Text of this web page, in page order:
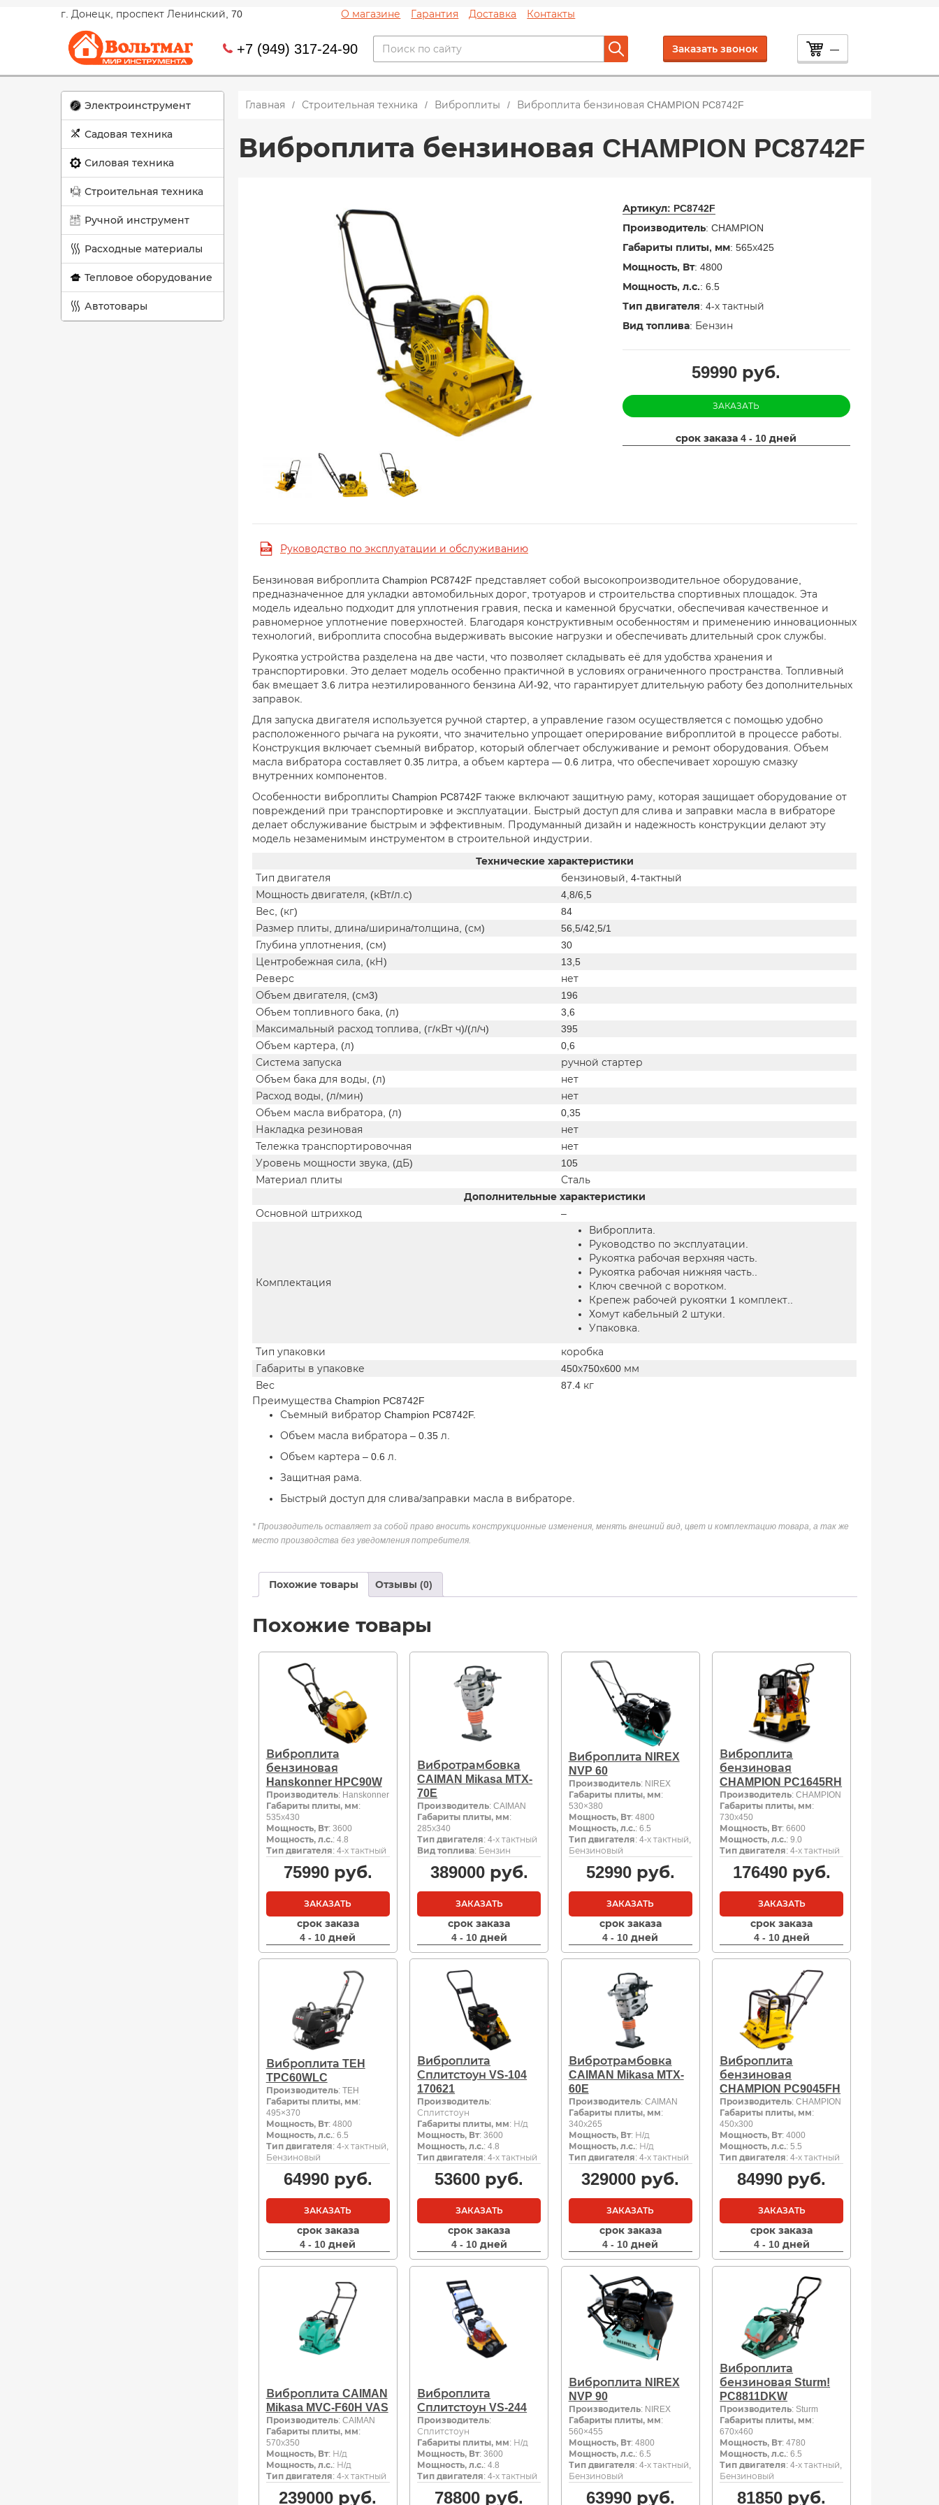
г. Донецк, проспект Ленинский, 70 О магазине Гарантия Доставка Контакты
+7 (949) 317-24-90 Заказать звонок —
Электроинструмент
Садовая техника
Силовая техника
Строительная техника
Ручной инструмент
Расходные материалы
Тепловое оборудование
Автотовары
Главная Строительная техника Виброплиты Виброплита бензиновая CHAMPION PC8742F
Виброплита бензиновая CHAMPION PC8742F
Артикул: PC8742F
Производитель: CHAMPION
Габариты плиты, мм: 565х425
Мощность, Вт: 4800
Мощность, л.с.: 6.5
Тип двигателя: 4-х тактный
Вид топлива: Бензин
59990 руб.
ЗАКАЗАТЬ
срок заказа 4 - 10 дней
Руководство по эксплуатации и обслуживанию
Бензиновая виброплита Champion PC8742F представляет собой высокопроизводительное оборудование,
предназначенное для укладки автомобильных дорог, тротуаров и строительства спортивных площадок. Эта
модель идеально подходит для уплотнения гравия, песка и каменной брусчатки, обеспечивая качественное и
равномерное уплотнение поверхностей. Благодаря конструктивным особенностям и применению инновационных
технологий, виброплита способна выдерживать высокие нагрузки и обеспечивать длительный срок службы.
Рукоятка устройства разделена на две части, что позволяет складывать её для удобства хранения и
транспортировки. Это делает модель особенно практичной в условиях ограниченного пространства. Топливный
бак вмещает 3.6 литра неэтилированного бензина АИ-92, что гарантирует длительную работу без дополнительных
заправок.
Для запуска двигателя используется ручной стартер, а управление газом осуществляется с помощью удобно
расположенного рычага на рукояти, что значительно упрощает оперирование виброплитой в процессе работы.
Конструкция включает съемный вибратор, который облегчает обслуживание и ремонт оборудования. Объем
масла вибратора составляет 0.35 литра, а объем картера — 0.6 литра, что обеспечивает хорошую смазку
внутренних компонентов.
Особенности виброплиты Champion PC8742F также включают защитную раму, которая защищает оборудование от
повреждений при транспортировке и эксплуатации. Быстрый доступ для слива и заправки масла в вибраторе
делает обслуживание быстрым и эффективным. Продуманный дизайн и надежность конструкции делают эту
модель незаменимым инструментом в строительной индустрии.
Технические характеристики
Тип двигателя
бензиновый, 4-тактный
Мощность двигателя, (кВт/л.с)
4,8/6,5
Вес, (кг)
84
Размер плиты, длина/ширина/толщина, (см)
56,5/42,5/1
Глубина уплотнения, (см)
30
Центробежная сила, (кН)
13,5
Реверс
нет
Объем двигателя, (см3)
196
Объем топливного бака, (л)
3,6
Максимальный расход топлива, (г/кВт ч)/(л/ч)
395
Объем картера, (л)
0,6
Система запуска
ручной стартер
Объем бака для воды, (л)
нет
Расход воды, (л/мин)
нет
Объем масла вибратора, (л)
0,35
Накладка резиновая
нет
Тележка транспортировочная
нет
Уровень мощности звука, (дБ)
105
Материал плиты
Сталь
Дополнительные характеристики
Основной штрихкод
–
Комплектация
Виброплита.
Руководство по эксплуатации.
Рукоятка рабочая верхняя часть.
Рукоятка рабочая нижняя часть..
Ключ свечной с воротком.
Крепеж рабочей рукоятки 1 комплект..
Хомут кабельный 2 штуки.
Упаковка.
Тип упаковки
коробка
Габариты в упаковке
450х750х600 мм
Вес
87.4 кг
Преимущества Champion PC8742F
Съемный вибратор Champion PC8742F.
Объем масла вибратора – 0.35 л.
Объем картера – 0.6 л.
Защитная рама.
Быстрый доступ для слива/заправки масла в вибраторе.
* Производитель оставляет за собой право вносить конструкционные изменения, менять внешний вид, цвет и комплектацию товара, а так же
место производства без уведомления потребителя.
Похожие товары Отзывы (0)
Похожие товары
Виброплита
бензиновая
Hanskonner HPC90W
Производитель: Hanskonner
Габариты плиты, мм:
535х430
Мощность, Вт: 3600
Мощность, л.с.: 4.8
Тип двигателя: 4-х тактный
75990руб.
ЗАКАЗАТЬ
срок заказа
4 - 10 дней
Вибротрамбовка
CAIMAN Mikasa MTX-
70E
Производитель: CAIMAN
Габариты плиты, мм:
285х340
Тип двигателя: 4-х тактный
Вид топлива: Бензин
389000руб.
ЗАКАЗАТЬ
срок заказа
4 - 10 дней
Виброплита NIREX
NVP 60
Производитель: NIREX
Габариты плиты, мм:
530×380
Мощность, Вт: 4800
Мощность, л.с.: 6.5
Тип двигателя: 4-х тактный,
Бензиновый
52990руб.
ЗАКАЗАТЬ
срок заказа
4 - 10 дней
Виброплита
бензиновая
CHAMPION PC1645RH
Производитель: CHAMPION
Габариты плиты, мм:
730х450
Мощность, Вт: 6600
Мощность, л.с.: 9.0
Тип двигателя: 4-х тактный
176490руб.
ЗАКАЗАТЬ
срок заказа
4 - 10 дней
Виброплита TEH
TPC60WLC
Производитель: TEH
Габариты плиты, мм:
495×370
Мощность, Вт: 4800
Мощность, л.с.: 6.5
Тип двигателя: 4-х тактный,
Бензиновый
64990руб.
ЗАКАЗАТЬ
срок заказа
4 - 10 дней
Виброплита
Сплитстоун VS-104
170621
Производитель:
Сплитстоун
Габариты плиты, мм: Н/д
Мощность, Вт: 3600
Мощность, л.с.: 4.8
Тип двигателя: 4-х тактный
53600 руб.
ЗАКАЗАТЬ
срок заказа
4 - 10 дней
Вибротрамбовка
CAIMAN Mikasa MTX-
60E
Производитель: CAIMAN
Габариты плиты, мм:
340х265
Мощность, Вт: Н/д
Мощность, л.с.: Н/д
Тип двигателя: 4-х тактный
329000 руб.
ЗАКАЗАТЬ
срок заказа
4 - 10 дней
Виброплита
бензиновая
CHAMPION PC9045FH
Производитель: CHAMPION
Габариты плиты, мм:
450х300
Мощность, Вт: 4000
Мощность, л.с.: 5.5
Тип двигателя: 4-х тактный
84990 руб.
ЗАКАЗАТЬ
срок заказа
4 - 10 дней
Виброплита CAIMAN
Mikasa MVC-F60H VAS
Производитель: CAIMAN
Габариты плиты, мм:
570х350
Мощность, Вт: Н/д
Мощность, л.с.: Н/д
Тип двигателя: 4-х тактный
239000 руб.
Виброплита
Сплитстоун VS-244
Производитель:
Сплитстоун
Габариты плиты, мм: Н/д
Мощность, Вт: 3600
Мощность, л.с.: 4.8
Тип двигателя: 4-х тактный
78800 руб.
Виброплита NIREX
NVP 90
Производитель: NIREX
Габариты плиты, мм:
560×455
Мощность, Вт: 4800
Мощность, л.с.: 6.5
Тип двигателя: 4-х тактный,
Бензиновый
63990руб.
Виброплита
бензиновая Sturm!
PC8811DKW
Производитель: Sturm
Габариты плиты, мм:
670х460
Мощность, Вт: 4780
Мощность, л.с.: 6.5
Тип двигателя: 4-х тактный,
Бензиновый
81850 руб.